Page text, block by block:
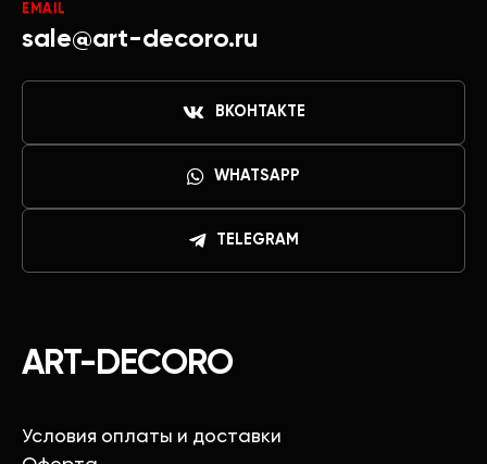
ART-DECORO
Условия оплаты и доставки
EMAIL
sale@art-decoro.ru
ВКОНТАКТЕ
WHATSAPP
TELEGRAM